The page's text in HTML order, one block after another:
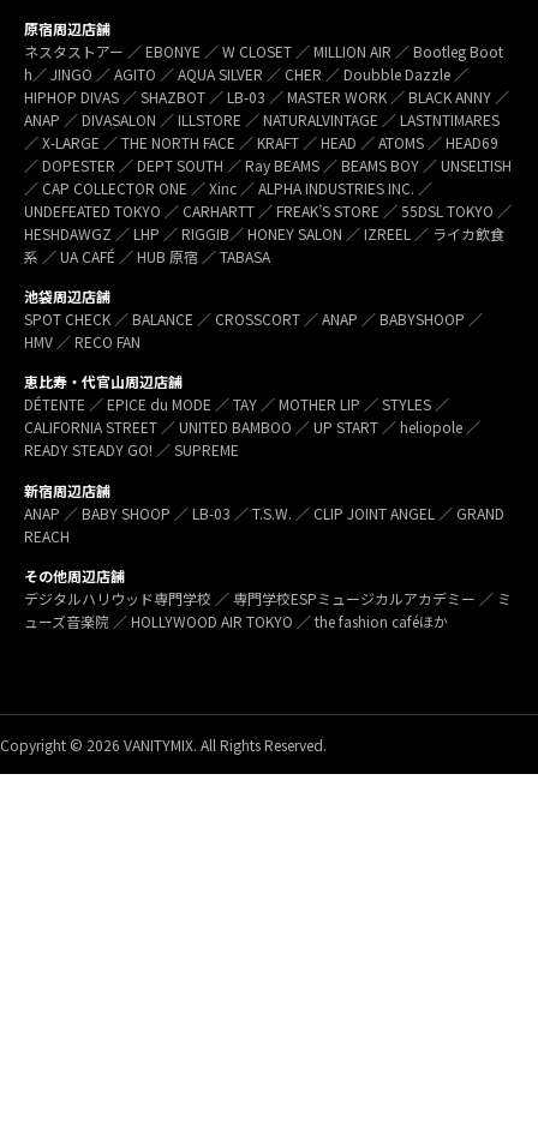
原宿周辺店舗
ネスタストアー ／ EBONYE ／ W CLOSET ／ MILLION AIR ／ Bootleg Boot
h／ JINGO ／ AGITO ／ AQUA SILVER ／ CHER ／ Doubble Dazzle ／
HIPHOP DIVAS ／ SHAZBOT ／ LB-03 ／ MASTER WORK ／ BLACK ANNY ／
ANAP ／ DIVASALON ／ ILLSTORE ／ NATURALVINTAGE ／ LASTNTIMARES
／ X-LARGE ／ THE NORTH FACE ／ KRAFT ／ HEAD ／ ATOMS ／ HEAD69
／ DOPESTER ／ DEPT SOUTH ／ Ray BEAMS ／ BEAMS BOY ／ UNSELTISH
／ CAP COLLECTOR ONE ／ Xinc ／ ALPHA INDUSTRIES INC. ／
UNDEFEATED TOKYO ／ CARHARTT ／ FREAK’S STORE ／ 55DSL TOKYO ／
HESHDAWGZ ／ LHP ／ RIGGIB／ HONEY SALON ／ IZREEL ／ ライカ飲食
系 ／ UA CAFÉ ／ HUB 原宿 ／ TABASA
池袋周辺店舗
SPOT CHECK ／ BALANCE ／ CROSSCORT ／ ANAP ／ BABYSHOOP ／
HMV ／ RECO FAN
恵比寿・代官山周辺店舗
DÉTENTE ／ EPICE du MODE ／ TAY ／ MOTHER LIP ／ STYLES ／
CALIFORNIA STREET ／ UNITED BAMBOO ／ UP START ／ heliopole ／
READY STEADY GO! ／ SUPREME
新宿周辺店舗
ANAP ／ BABY SHOOP ／ LB-03 ／ T.S.W. ／ CLIP JOINT ANGEL ／ GRAND
REACH
その他周辺店舗
デジタルハリウッド専門学校 ／ 専門学校ESPミュージカルアカデミー ／ ミ
ューズ音楽院 ／ HOLLYWOOD AIR TOKYO ／ the fashion caféほか
Copyright © 2026 VANITYMIX. All Rights Reserved.